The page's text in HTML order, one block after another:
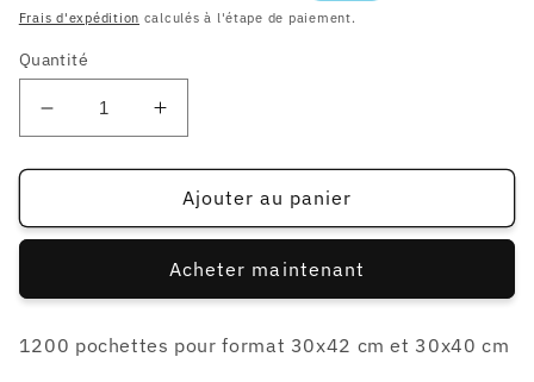
habituel
soldé
Frais d'expédition calculés à l'étape de paiement.
Quantité
Réduire
la
quantité
1200
A3
30x42cm
Augmenter
la
quantité
de
1200
format
A3
30x42cm
Ajouter au panier
Acheter maintenant
1200 pochettes pour format 30x42 cm et 30x40 cm